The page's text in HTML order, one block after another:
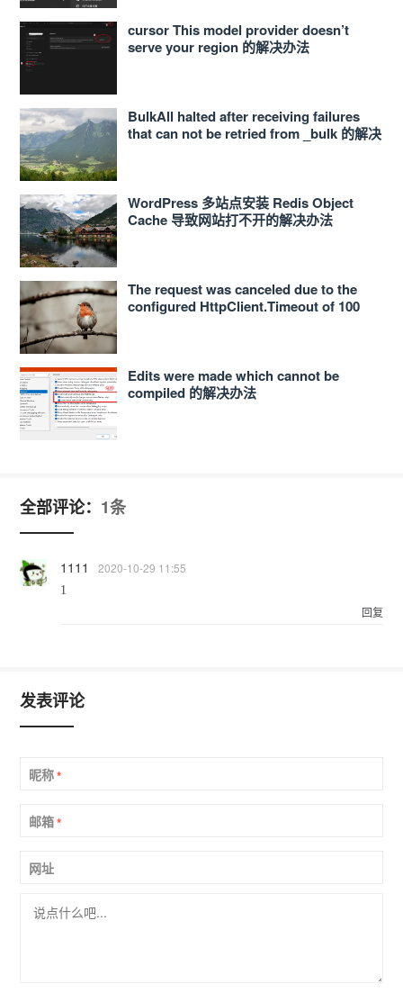
cursor This model provider doesn’t
serve your region 的解决办法
BulkAll halted after receiving failures
that can not be retried from _bulk 的解决
WordPress 多站点安装 Redis Object
Cache 导致网站打不开的解决办法
The request was canceled due to the
configured HttpClient.Timeout of 100
Edits were made which cannot be
compiled 的解决办法
全部评论： 1条
1111 2020-10-29 11:55
1
回复
发表评论
昵称*
邮箱*
网址